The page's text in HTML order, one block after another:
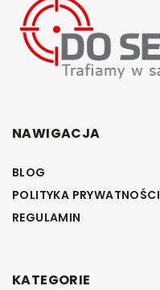
NAWIGACJA
BLOG
POLITYKA PRYWATNOŚCI
REGULAMIN
KATEGORIE